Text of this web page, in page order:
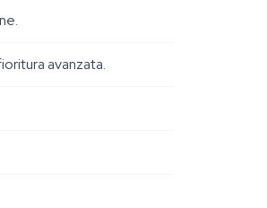
avanzata.